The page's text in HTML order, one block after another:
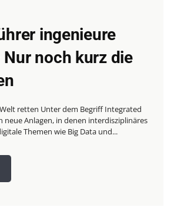
ingenieure
noch kurz die
retten Unter dem Begriff Integrated
Anlagen, in denen interdisziplinäres
Themen wie Big Data und...